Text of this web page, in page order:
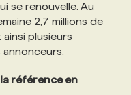
se renouvelle. Au
2,7 millions de
plusieurs
référence en